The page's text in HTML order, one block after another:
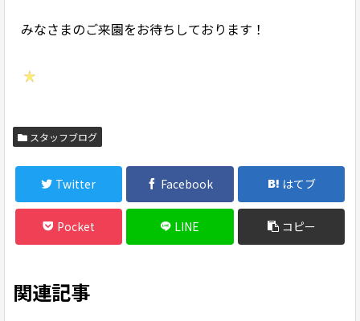
みなさまのご来園をお待ちしております！
スタッフブログ
Twitter Facebook はてブ
Pocket LINE コピー
関連記事